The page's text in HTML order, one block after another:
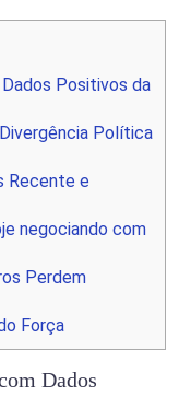
Dados Positivos da
Política
Recente e
negociando com
Perdem
Força
Dados